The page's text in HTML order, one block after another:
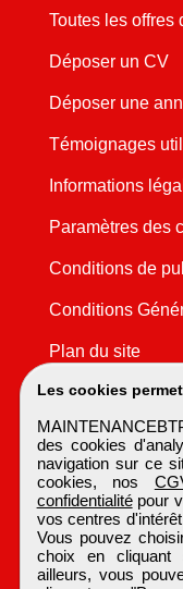
Les cookies
des cookies
navigation sur ce
cookies, nos
confidentialitépour
vos centres
Vous pouvez
choix en cliquant
ailleurs, vous
Toutes les offres
Déposer un CV
Déposer une
Témoignages
Informations
Paramètres des
Conditions de
Conditions
Plan du site